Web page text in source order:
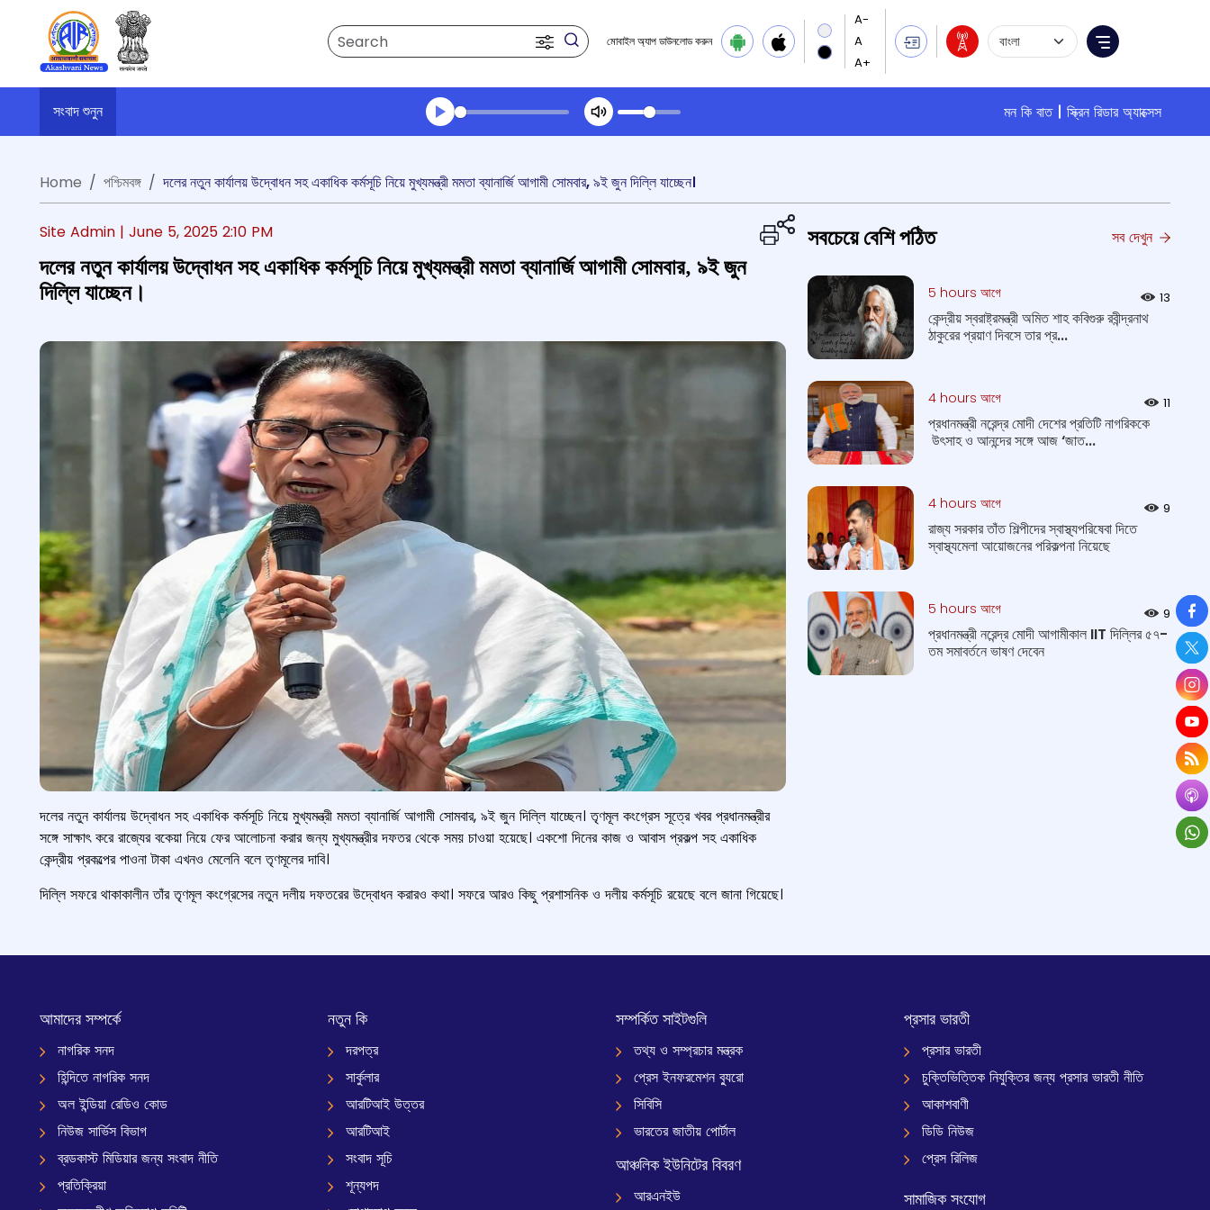
Search মোবাইল অ্যাপ ডাউনলোড করুন Language Selection
Menu
সংবাদ শুনুন মন কি বাত
স্ক্রিন রিডার অ্যাক্সেস
Transcript summary
Home
পশ্চিমবঙ্গ দলের নতুন কার্যালয় উদ্বোধন সহ একাধিক কর্মসূচি নিয়ে মুখ্যমন্ত্রী মমতা ব্যানার্জি আগামী সোমবার, ৯ই জুন দিল্লি যাচ্ছেন।
Site Admin | June 5, 2025 2:10 PM
দলের নতুন কার্যালয় উদ্বোধন সহ একাধিক কর্মসূচি নিয়ে মুখ্যমন্ত্রী মমতা ব্যানার্জি আগামী সোমবার, ৯ই জুন
দিল্লি যাচ্ছেন।
দলের নতুন কার্যালয় উদ্বোধন সহ একাধিক কর্মসূচি নিয়ে মুখ্যমন্ত্রী মমতা ব্যানার্জি আগামী সোমবার, ৯ই জুন দিল্লি যাচ্ছেন। তৃণমূল কংগ্রেস সূত্রে খবর প্রধানমন্ত্রীর
সঙ্গে সাক্ষাৎ করে রাজ্যের বকেয়া নিয়ে ফের আলোচনা করার জন্য মুখ্যমন্ত্রীর দফতর থেকে সময় চাওয়া হয়েছে। একশো দিনের কাজ ও আবাস প্রকল্প সহ একাধিক
কেন্দ্রীয় প্রকল্পের পাওনা টাকা এখনও মেলেনি বলে তৃণমূলের দাবি।
দিল্লি সফরে থাকাকালীন তাঁর তৃণমূল কংগ্রেসের নতুন দলীয় দফতরের উদ্বোধন করারও কথা। সফরে আরও কিছু প্রশাসনিক ও দলীয় কর্মসূচি রয়েছে বলে জানা গিয়েছে।
সবচেয়ে বেশি পঠিত সব দেখুন
5 hours আগে 13
কেন্দ্রীয় স্বরাষ্ট্রমন্ত্রী অমিত শাহ কবিগুরু রবীন্দ্রনাথ
ঠাকুরের প্রয়াণ দিবসে তার প্র...
4 hours আগে 11
প্রধানমন্ত্রী নরেন্দ্র মোদী দেশের প্রতিটি নাগরিককে
উৎসাহ ও আনন্দের সঙ্গে আজ ‘জাত...
4 hours আগে 9
রাজ্য সরকার তাঁত শিল্পীদের স্বাস্থ্যপরিষেবা দিতে
স্বাস্থ্যমেলা আয়োজনের পরিকল্পনা নিয়েছে
5 hours আগে 9
প্রধানমন্ত্রী নরেন্দ্র মোদী আগামীকাল IIT দিল্লির ৫৭-
তম সমাবর্তনে ভাষণ দেবেন
আমাদের সম্পর্কে
নাগরিক সনদ
হিন্দিতে নাগরিক সনদ
অল ইন্ডিয়া রেডিও কোড
নিউজ সার্ভিস বিভাগ
ব্রডকাস্ট মিডিয়ার জন্য সংবাদ নীতি
প্রতিক্রিয়া
নতুন কি
দরপত্র
সার্কুলার
আরটিআই উত্তর
আরটিআই
সংবাদ সূচি
শূন্যপদ
সম্পর্কিত সাইটগুলি
তথ্য ও সম্প্রচার মন্ত্রক
প্রেস ইনফরমেশন ব্যুরো
সিবিসি
ভারতের জাতীয় পোর্টাল
আঞ্চলিক ইউনিটের বিবরণ
আরএনইউ
প্রসার ভারতী
প্রসার ভারতী
চুক্তিভিত্তিক নিযুক্তির জন্য প্রসার ভারতী নীতি
আকাশবাণী
ডিডি নিউজ
প্রেস রিলিজ
সামাজিক সংযোগ